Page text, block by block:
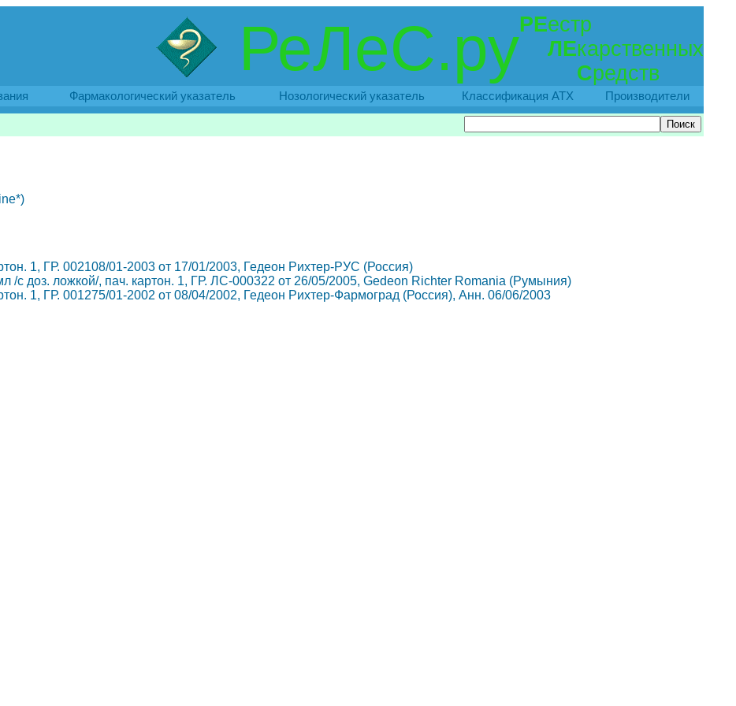
РеЛеС.руРЕестр
ЛЕкарственных
Средств
Фармакологический указатель Нозологический указатель Классификация АТХ Производители
1, ГР. 002108/01-2003 от 17/01/2003, Гедеон Рихтер-РУС (Россия)
/с доз. ложкой/, пач. картон. 1, ГР. ЛС-000322 от 26/05/2005, Gedeon Richter Romania (Румыния)
1, ГР. 001275/01-2002 от 08/04/2002, Гедеон Рихтер-Фармоград (Россия), Анн. 06/06/2003